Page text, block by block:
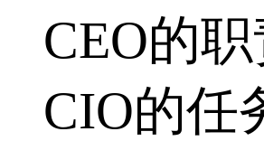
CEO的职
CIO的任